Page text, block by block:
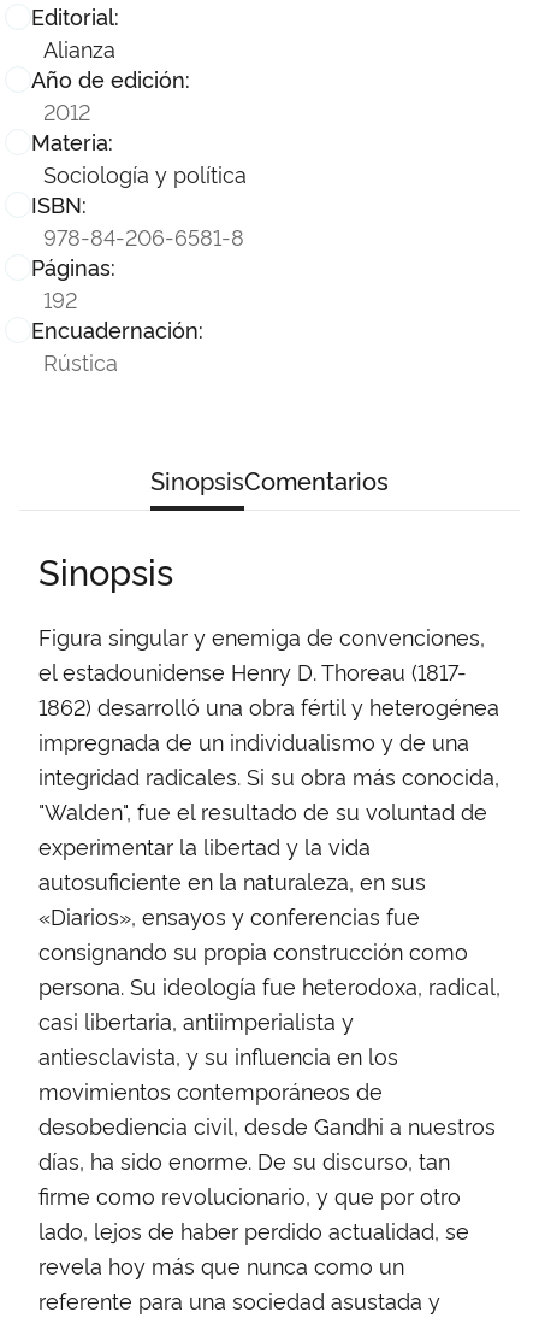
Editorial:
Alianza
Año de edición:
2012
Materia:
Sociología y política
ISBN:
978-84-206-6581-8
Páginas:
192
Encuadernación:
Rústica
SinopsisComentarios
Sinopsis
Figura singular y enemiga de convenciones,
el estadounidense Henry D. Thoreau (1817-
1862) desarrolló una obra fértil y heterogénea
impregnada de un individualismo y de una
integridad radicales. Si su obra más conocida,
"Walden", fue el resultado de su voluntad de
experimentar la libertad y la vida
autosuficiente en la naturaleza, en sus
«Diarios», ensayos y conferencias fue
consignando su propia construcción como
persona. Su ideología fue heterodoxa, radical,
casi libertaria, antiimperialista y
antiesclavista, y su influencia en los
movimientos contemporáneos de
desobediencia civil, desde Gandhi a nuestros
días, ha sido enorme. De su discurso, tan
firme como revolucionario, y que por otro
lado, lejos de haber perdido actualidad, se
revela hoy más que nunca como un
referente para una sociedad asustada y